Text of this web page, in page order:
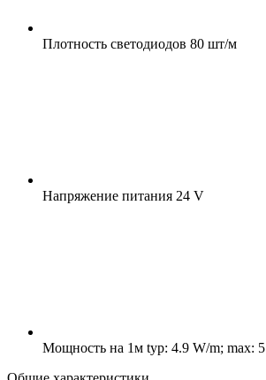
Плотность светодиодов 80 шт/м
Напряжение питания 24 V
Мощность на 1м typ: 4.9 W/m; max: